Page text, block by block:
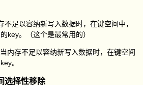
不足以容纳新写入数据时，在键空间中，
key。（这个是最常用的）
内存不足以容纳新写入数据时，在键空间
。
选择性移除